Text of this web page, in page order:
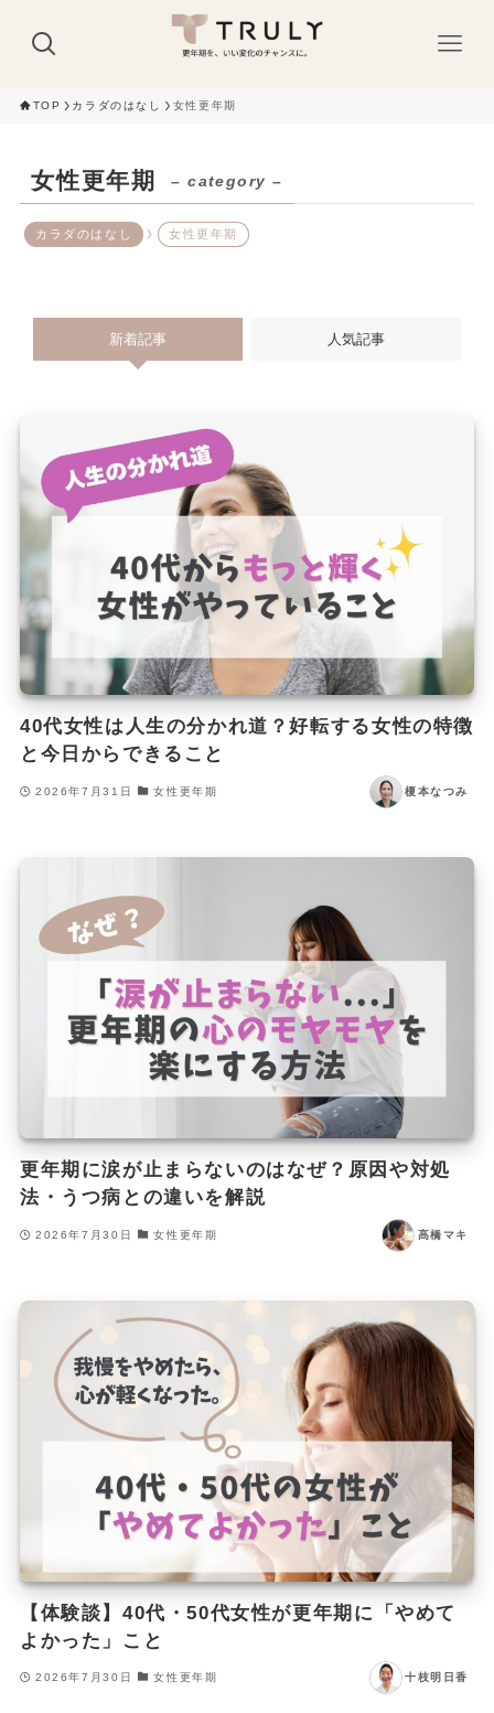
TOP カラダのはなし 女性更年期
女性更年期 – category –
カラダのはなし 女性更年期
新着記事 人気記事
40代女性は人生の分かれ道？好転する女性の特徴
と今日からできること
2026年7月31日 女性更年期 榎本なつみ
更年期に涙が止まらないのはなぜ？原因や対処
法・うつ病との違いを解説
2026年7月30日 女性更年期 髙橋マキ
【体験談】40代・50代女性が更年期に「やめて
よかった」こと
2026年7月30日 女性更年期 十枝明日香